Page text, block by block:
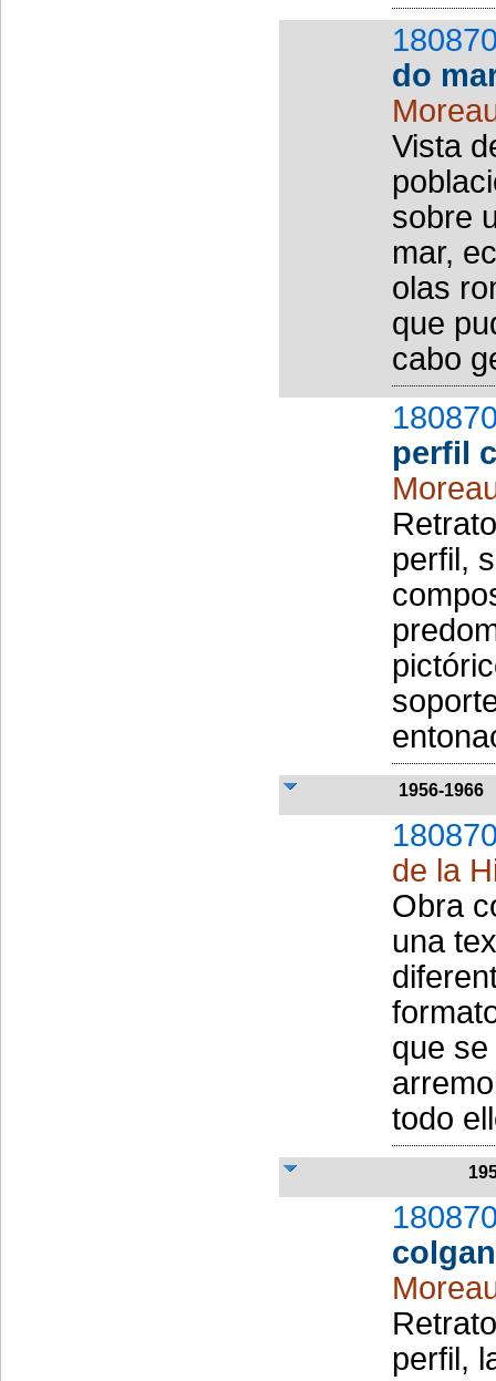
do
Vista
sobre
mar,
olas
que
cabo
perfil
perfil,
1956-1966
de la
Obra
una
que
todo
perfil,